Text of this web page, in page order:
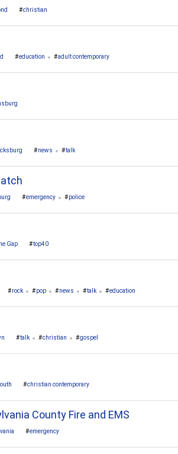
christian
education adult contemporary
news talk
emergency police
Gap top40
rock pop news talk education
talk christian gospel
christian contemporary
County Fire and EMS
emergency